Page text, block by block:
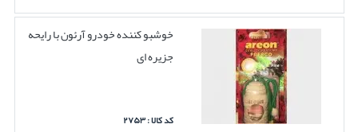
خوشبو کننده خودرو آرئون با رایحه
جزیره ای
کد کالا : ۲۷۵۳